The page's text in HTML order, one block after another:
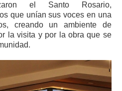
el Santo Rosario,
que unían sus voces en una
creando un ambiente de
la visita y por la obra que se